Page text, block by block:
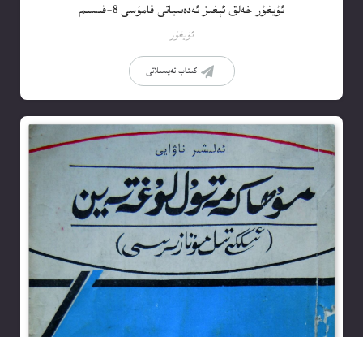
ئۇيغۇر خەلق ئېغىز ئەدەبىياتى قامۇسى 8-قىسىم
ئۇيغۇر
كىتاب تەپسىلاتى